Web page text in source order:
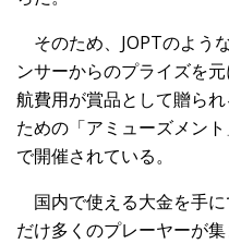
そのため、JOPTのよう
ンサーからのプライズを
航費用が賞品として贈ら
ための「アミューズメン
で開催されている。
国内で使える大金を手
だけ多くのプレーヤーが